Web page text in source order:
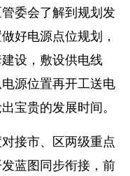
委会了解到规划发
好电源点位规划，
设，敷设供电线
源位置再开工送电
宝贵的发展时间。
接市、区两级重点
蓝图同步衔接，前